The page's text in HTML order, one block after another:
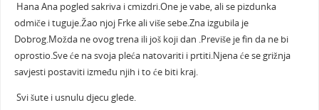
Hana Ana pogled sakriva i cmizdri.One je vabe, ali se pizdunka
odmiče i tuguje.Žao njoj Frke ali više sebe.Zna izgubila je
Dobrog.Možda ne ovog trena ili još koji dan .Previše je fin da ne bi
oprostio.Sve će na svoja pleća natovariti i prtiti.Njena će se grižnja
savjesti postaviti između njih i to će biti kraj.
Svi šute i usnulu djecu glede.